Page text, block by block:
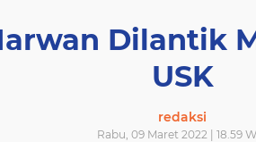
Dilantik
USK
redaksi
Rabu, 09 Maret 2022 | 18.59